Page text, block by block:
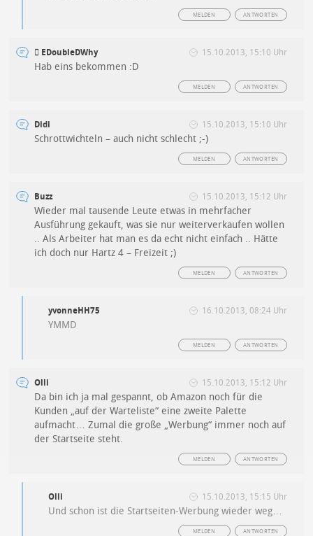
ANTWORTEN
MELDEN
 EDoubleDWhy 15.10.2013, 15:10 Uhr
Hab eins bekommen :D
ANTWORTEN
MELDEN
Didi 15.10.2013, 15:10 Uhr
Schrottwichteln – auch nicht schlecht ;-)
ANTWORTEN
MELDEN
Buzz 15.10.2013, 15:12 Uhr
Wieder mal tausende Leute etwas in mehrfacher
Ausführung gekauft, was sie nur weiterverkaufen wollen
.. Als Arbeiter hat man es da echt nicht einfach .. Hätte
ich doch nur Hartz 4 – Freizeit ;)
ANTWORTEN
MELDEN
yvonneHH75 16.10.2013, 08:24 Uhr
YMMD
ANTWORTEN
MELDEN
Olli 15.10.2013, 15:12 Uhr
Da bin ich ja mal gespannt, ob Amazon noch für die
Kunden „auf der Warteliste“ eine zweite Palette
aufmacht… Zumal die große „Werbung“ immer noch auf
der Startseite steht.
ANTWORTEN
MELDEN
Olli 15.10.2013, 15:15 Uhr
Und schon ist die Startseiten-Werbung wieder weg…
ANTWORTEN
MELDEN